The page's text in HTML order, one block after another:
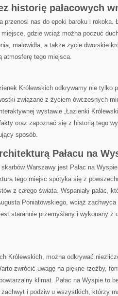
historię pałacowych
przenosi nas ⁣do ‍epoki baroku‌ i⁢ rokoka.
miejsce, gdzie ⁢wciąż można poczuć
​malowidła, a także życie ⁤dworskie
atmosferę ‌tego miejsca.
Królewskich odkrywamy⁤ nie tylko
związane ⁤z życiem ówczesnych
wystawie „Łazienki
oraz⁢ zapoznać się ⁤z historią tego
sposób.
Pałacu na
Warszawy jest Pałac ⁢na
tego miejsc ‍spotyka się ‍z
z całego świata. Wspaniały pałac,
Poniatowskiego, ⁣wciąż
starannie przemyślany i ‍wykonany z
Królewskich,⁣ można ​odkrywać
zwrócić uwagę na ​piękne rzeźby,
klimat. Pałac⁣ na Wyspie ⁤to
i ​podziw ‌u wszystkich, ⁣którzy